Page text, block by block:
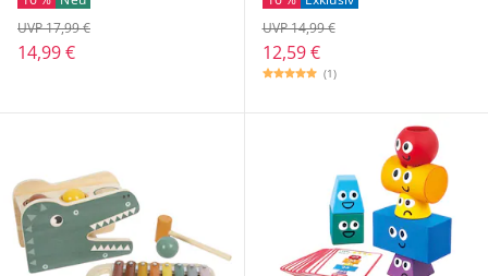
14,99 €
UVP 17,99 €
12,59 €
UVP 14,99 €
(1)